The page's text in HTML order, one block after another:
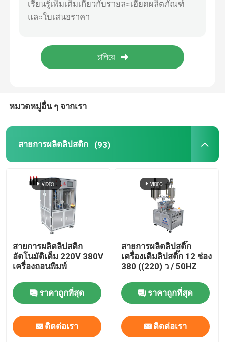
เครื่องปิดฉลากเครื่องสำอาง
ผงสีลิปสติกตามสั่ง
สายการผลิตอัตโนมัติที่กําหนดเอง
เครื่องเติมหลายสี
หมวดหมู่อื่น ๆ จากเรา
สายการผลิตลิปสติก (93)
สายการผลิตลิปสติก
อัตโนมัติเต็ม 220V 380V
เครื่องถอนพิมพ์
ราคาถูกที่สุด
ติดต่อเรา
สายการผลิตลิปสติ๊ก
เครื่องเติมลิปสติ๊ก 12 ช่อง
380 ((220) ว / 50HZ
ราคาถูกที่สุด
ติดต่อเรา